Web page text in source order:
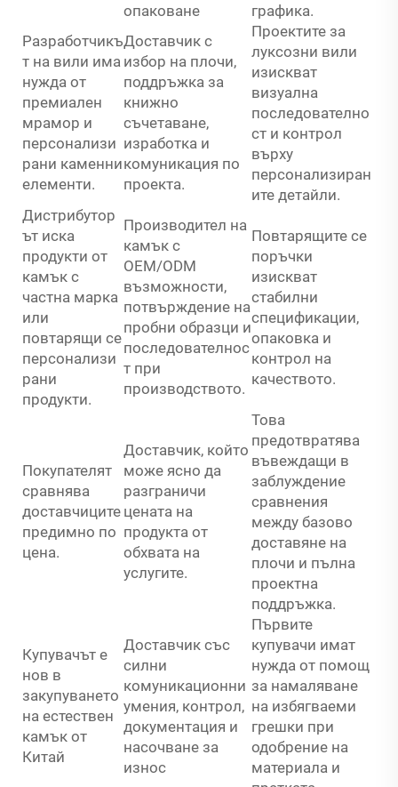
опаковане
графика.
Разработчикъ
т на вили има
нужда от
премиален
мрамор и
персонализи
рани каменни
елементи.
Доставчик с
избор на плочи,
поддръжка за
книжно
съчетаване,
изработка и
комуникация по
проекта.
Проектите за
луксозни вили
изискват
визуална
последователно
ст и контрол
върху
персонализиран
ите детайли.
Дистрибутор
ът иска
продукти от
камък с
частна марка
или
повтарящи се
персонализи
рани
продукти.
Производител на
камък с
OEM/ODM
възможности,
потвърждение на
пробни образци и
последователнос
т при
производството.
Повтарящите се
поръчки
изискват
стабилни
спецификации,
опаковка и
контрол на
качеството.
Покупателят
сравнява
доставчиците
предимно по
цена.
Доставчик, който
може ясно да
разграничи
цената на
продукта от
обхвата на
услугите.
Това
предотвратява
въвеждащи в
заблуждение
сравнения
между базово
доставяне на
плочи и пълна
проектна
поддръжка.
Купувачът е
нов в
закупуването
на естествен
камък от
Китай
Доставчик със
силни
комуникационни
умения, контрол,
документация и
насочване за
износ
Първите
купувачи имат
нужда от помощ
за намаляване
на избягваеми
грешки при
одобрение на
материала и